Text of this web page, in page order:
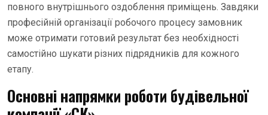
повного внутрішнього оздоблення приміщень. Завдяки
професійній організації робочого процесу замовник
може отримати готовий результат без необхідності
самостійно шукати різних підрядників для кожного
етапу.
Основні напрямки роботи будівельної